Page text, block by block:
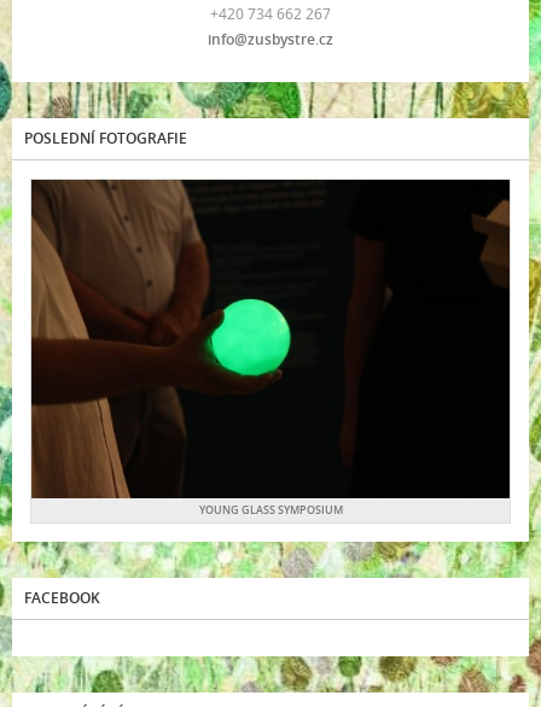
+420 734 662 267
info@zusbystre.cz
POSLEDNÍ FOTOGRAFIE
YOUNG GLASS SYMPOSIUM
FACEBOOK